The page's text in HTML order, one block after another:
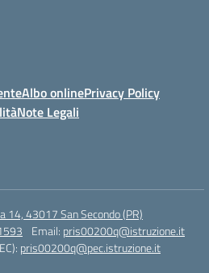
Albo onlinePrivacy Policy
Note Legali
14, 43017 San Secondo (PR)
Email: pris00200q@istruzione.it
pris00200q@pec.istruzione.it